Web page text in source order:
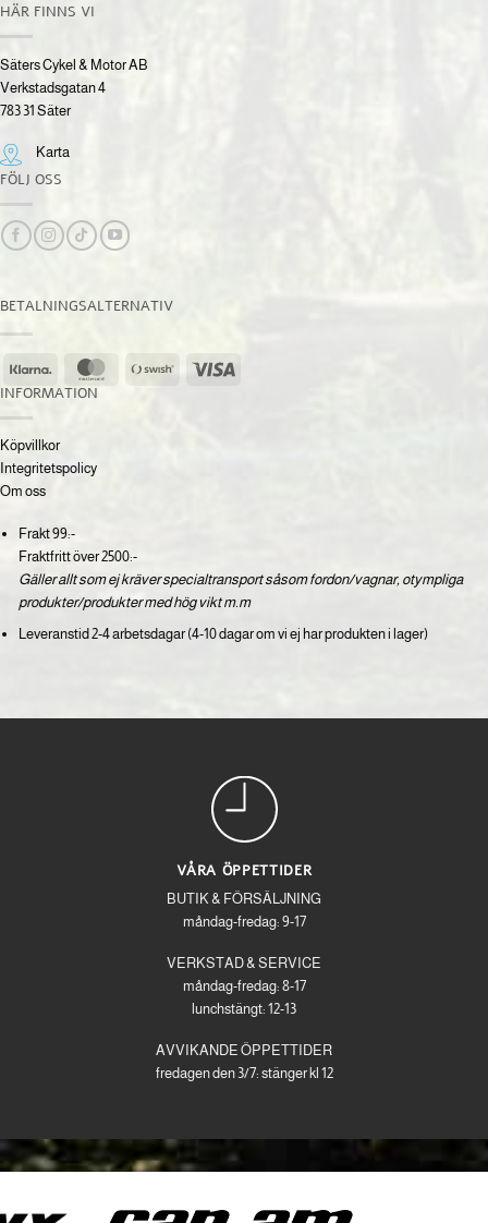
HÄR FINNS VI
Säters Cykel & Motor AB
Verkstadsgatan 4
783 31 Säter
Karta
FÖLJ OSS
BETALNINGSALTERNATIV
Klarna MasterCardSwish
INFORMATION
Köpvillkor
Integritetspolicy
Om oss
Frakt 99:-
Fraktfritt över 2500:-
Gäller allt som ej kräver specialtransport såsom fordon/vagnar, otympliga
produkter/produkter med hög vikt m.m
Leveranstid 2-4 arbetsdagar (4-10 dagar om vi ej har produkten i lager)
VÅRA ÖPPETTIDER
BUTIK & FÖRSÄLJNING
måndag-fredag: 9-17
VERKSTAD & SERVICE
måndag-fredag: 8-17
lunchstängt: 12-13
AVVIKANDE ÖPPETTIDER
fredagen den 3/7: stänger kl 12